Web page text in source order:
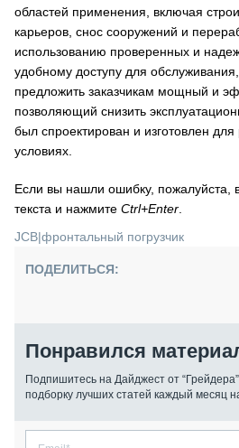
областей применения, включая
карьеров, снос сооружений и
использованию проверенных и
удобному доступу для
предложить заказчикам мощный и
позволяющий снизить
был спроектирован и изготовлен
условиях.
Если вы нашли ошибку, пожалуйста,
текста и нажмите Ctrl+Enter
JCB|фронтальный погрузчик
ПОДЕЛИТЬСЯ:
Понравился
Подпишитесь на Дайджест от
подборку лучших статей каждый месяц